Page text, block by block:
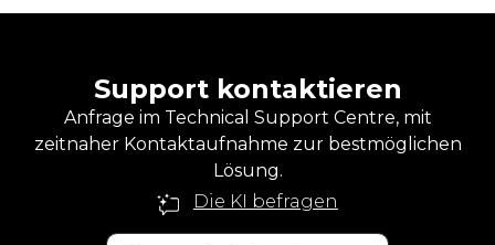
Support kontaktieren
Anfrage im Technical Support Centre, mit
zeitnaher Kontaktaufnahme zur bestmöglichen
Lösung.
Die KI befragen